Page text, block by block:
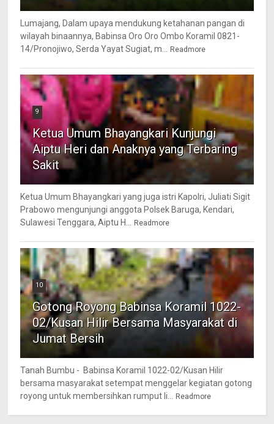
Lumajang, Dalam upaya mendukung ketahanan pangan di
wilayah binaannya, Babinsa Oro Oro Ombo Koramil 0821-
14/Pronojiwo, Serda Yayat Sugiat, m...
Readmore
9
Ketua Umum Bhayangkari Kunjungi
Aiptu Heri dan Anaknya yang Terbaring
Sakit
Ketua Umum Bhayangkari yang juga istri Kapolri, Juliati Sigit
Prabowo mengunjungi anggota Polsek Baruga, Kendari,
Sulawesi Tenggara, Aiptu H...
Readmore
10
Gotong Royong Babinsa Koramil 1022-
02/Kusan Hilir Bersama Masyarakat di
Jumat Bersih
Tanah Bumbu - Babinsa Koramil 1022-02/Kusan Hilir
bersama masyarakat setempat menggelar kegiatan gotong
royong untuk membersihkan rumput li...
Readmore